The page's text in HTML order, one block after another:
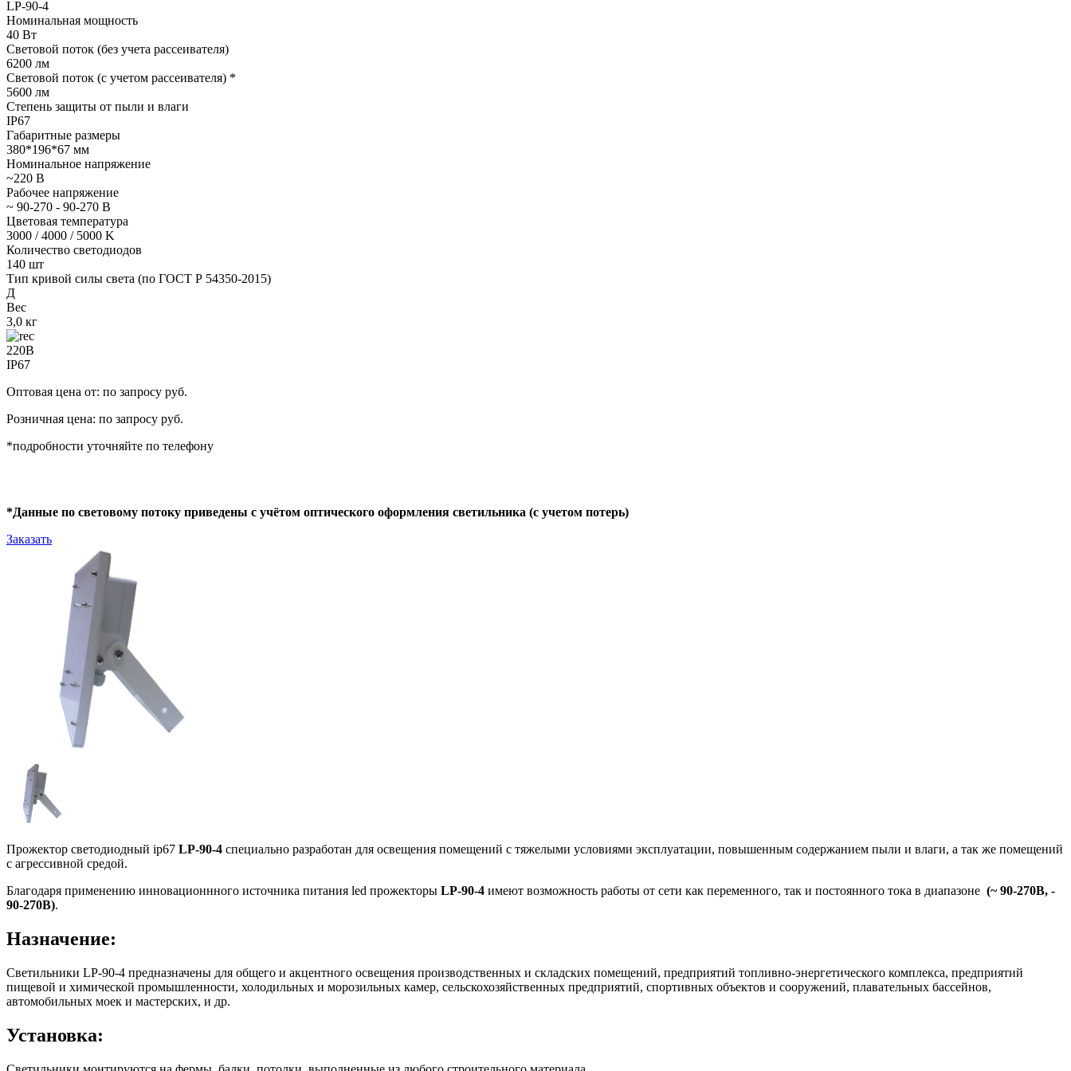
LP-90-4
Номинальная мощность
40 Вт
Световой поток (без учета рассеивателя)
6200 лм
Световой поток (с учетом рассеивателя) *
5600 лм
Степень защиты от пыли и влаги
IP67
Габаритные размеры
380*196*67 мм
Номинальное напряжение
~220 В
Рабочее напряжение
~ 90-270 - 90-270 В
Цветовая температура
3000 / 4000 / 5000 K
Количество светодиодов
140 шт
Тип кривой силы света (по ГОСТ Р 54350-2015)
Д
Вес
3,0 кг
220В
IP67
Оптовая цена от: по запросу руб.
Розничная цена: по запросу руб.
*подробности уточняйте по телефону
*Данные по световому потоку приведены с учётом оптического оформления светильника (с учетом потерь)
Заказать
Прожектор светодиодный ip67 LP-90-4 специально разработан для освещения помещений с тяжелыми условиями эксплуатации, повышенным содержанием пыли и влаги, а так же помещений
с агрессивной средой.
Благодаря применению инновационнного источника питания led прожекторы LP-90-4 имеют возможность работы от сети как переменного, так и постоянного тока в диапазоне (~ 90-270В, -
90-270В).
Назначение:
Светильники LP-90-4 предназначены для общего и акцентного освещения производственных и складских помещений, предприятий топливно-энергетического комплекса, предприятий
пищевой и химической промышленности, холодильных и морозильных камер, сельскохозяйственных предприятий, спортивных объектов и сооружений, плавательных бассейнов,
автомобильных моек и мастерских, и др.
Установка: